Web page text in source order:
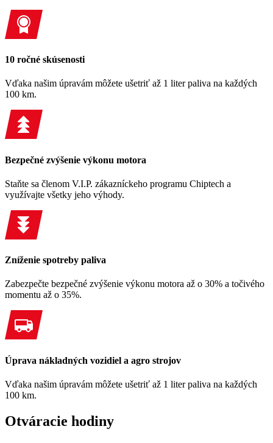
10 ročné skúsenosti
Vďaka našim úpravám môžete ušetriť až 1 liter paliva na každých
100 km.
Bezpečné zvýšenie výkonu motora
Staňte sa členom V.I.P. zákazníckeho programu Chiptech a
využívajte všetky jeho výhody.
Zníženie spotreby paliva
Zabezpečte bezpečné zvýšenie výkonu motora až o 30% a točivého
momentu až o 35%.
Úprava nákladných vozidiel a agro strojov
Vďaka našim úpravám môžete ušetriť až 1 liter paliva na každých
100 km.
Otváracie hodiny